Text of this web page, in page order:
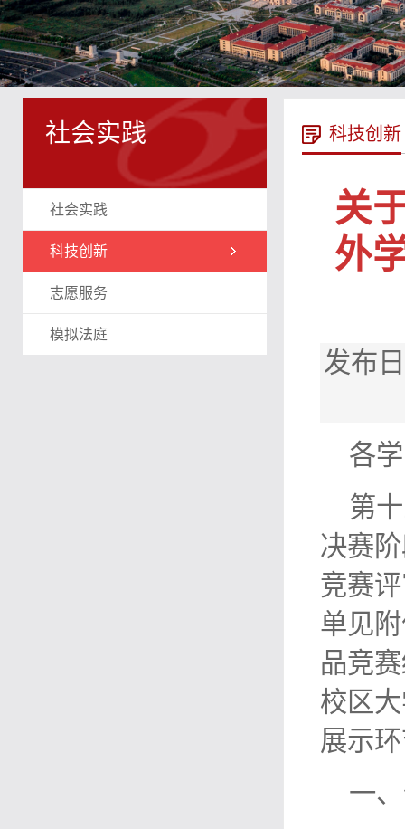
社会实践
社会实践
科技创新
志愿服务
模拟法庭
科技创新
关
外
发布
各
第
决赛
竞赛
单见
品竞
校区
展示
一